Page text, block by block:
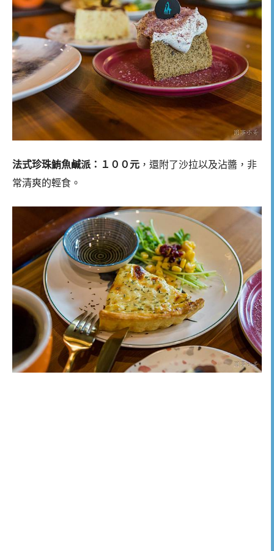
法式珍珠鮪魚鹹派：１００元 ，還附了沙拉以及沾醬，非
常清爽的輕食。